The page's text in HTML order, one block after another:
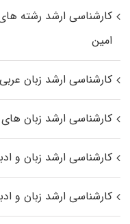
کارشناسی ارشد رﺷﺘﻪ
اﻣﻴﻦ
کارشناسی ارشد زبان عربی
کارشناسی ارشد زبان‌ های
کارشناسی ارشد زبان و
کارشناسی ارشد زبان و